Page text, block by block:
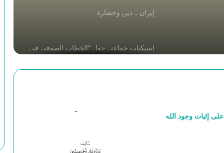
إيران .. دين وحضارة
استكتاب جماعي حول “الخطاب الصوفي في
الفكر الإنساني”
على إثبات وجود الله